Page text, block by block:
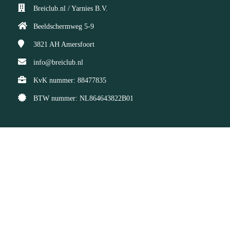
Breiclub.nl / Yarnies B.V.
Beeldschermweg 5-9
3821 AH Amersfoort
info@breiclub.nl
KvK nummer: 88477835
BTW nummer: NL864643822B01